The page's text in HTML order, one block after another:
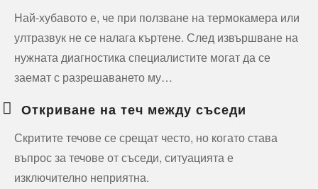
Най-хубавото е, че при ползване на термокамера или
ултразвук не се налага къртене. След извършване на
нужната диагностика специалистите могат да се
заемат с разрешаването му…
Откриване на теч между съседи
Скритите течове се срещат често, но когато става
въпрос за течове от съседи, ситуацията е
изключително неприятна.